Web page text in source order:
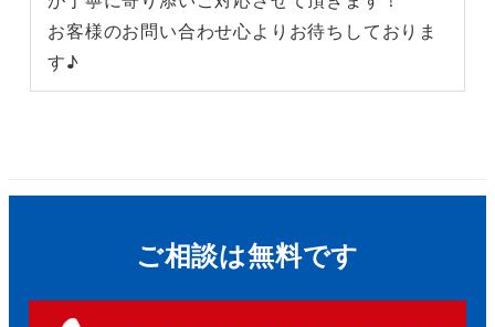
お客様のお問い合わせ心よりお待ちしておりま
す♪
ご相談は無料です